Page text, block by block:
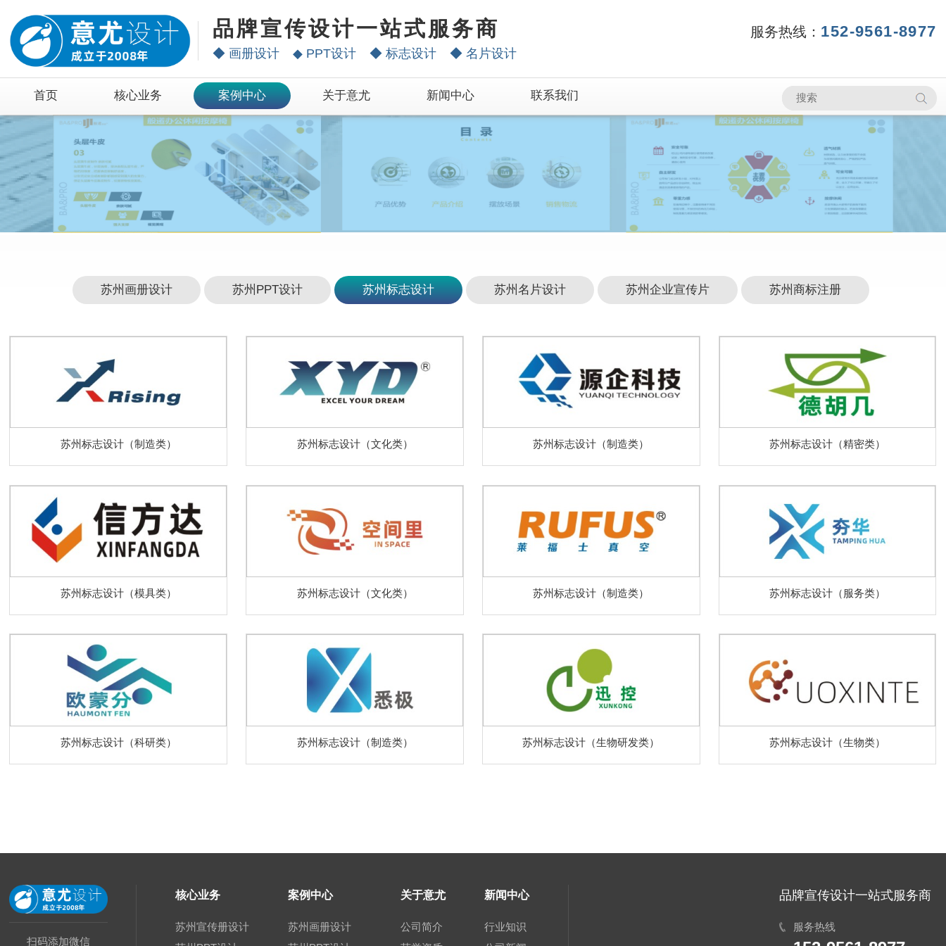
品牌宣传设计一站式服务商
◆ 画册设计 ◆ PPT设计 ◆ 标志设计 ◆ 名片设计
服务热线： 152-9561-8977
首页 核心业务 案例中心 关于意尤 新闻中心 联系我们
苏州画册设计 苏州PPT设计 苏州标志设计 苏州名片设计 苏州企业宣传片 苏州商标注册
苏州标志设计（制造类） 苏州标志设计（文化类） 苏州标志设计（制造类） 苏州标志设计（精密类）
苏州标志设计（模具类） 苏州标志设计（文化类） 苏州标志设计（制造类） 苏州标志设计（服务类）
苏州标志设计（科研类） 苏州标志设计（制造类） 苏州标志设计（生物研发类） 苏州标志设计（生物类）
扫码添加微信
核心业务
苏州宣传册设计
案例中心
苏州画册设计
关于意尤
公司简介
新闻中心
行业知识
品牌宣传设计一站式服务商
服务热线